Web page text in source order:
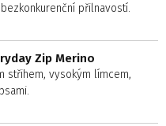
přilnavostí.
Zip Merino
střihem, vysokým límcem,